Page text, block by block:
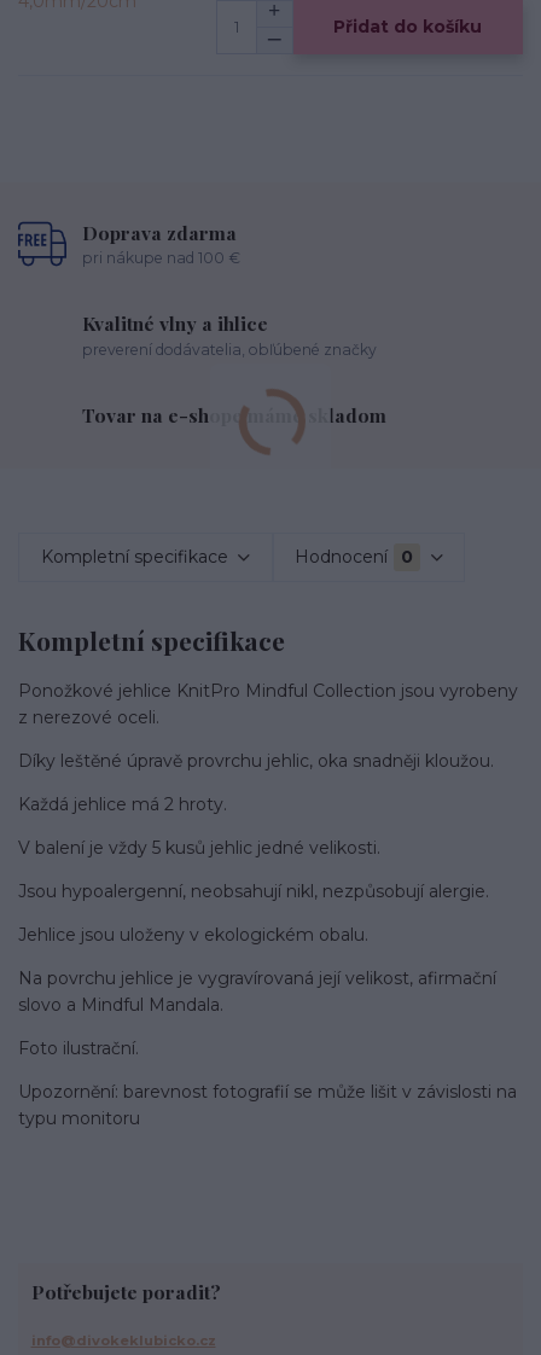
Přidat do košíku
Doprava zdarma
pri nákupe nad 100 €
Kvalitné vlny a ihlice
preverení dodávatelia, obľúbené značky
Tovar na e-shope máme skladom
Kompletní specifikace Hodnocení 0
Kompletní specifikace
Ponožkové jehlice KnitPro Mindful Collection jsou vyrobeny
z nerezové oceli.
Díky leštěné úpravě provrchu jehlic, oka snadněji kloužou.
Každá jehlice má 2 hroty.
V balení je vždy 5 kusů jehlic jedné velikosti.
Jsou hypoalergenní, neobsahují nikl, nezpůsobují alergie.
Jehlice jsou uloženy v ekologickém obalu.
Na povrchu jehlice je vygravírovaná její velikost, afirmační
slovo a Mindful Mandala.
Foto ilustrační.
Upozornění: barevnost fotografií se může lišit v závislosti na
typu monitoru
Potřebujete poradit?
info@divokeklubicko.cz